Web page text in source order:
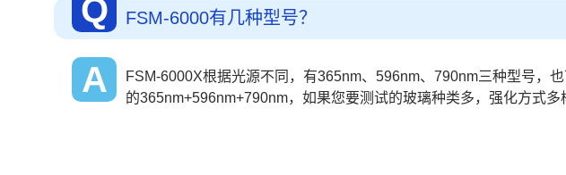
Q FSM-6000有几种型号？
A
FSM-6000X根据光源不同，有365nm、596nm、790nm三种型号，
的365nm+596nm+790nm，如果您要测试的玻璃种类多，强化方式多